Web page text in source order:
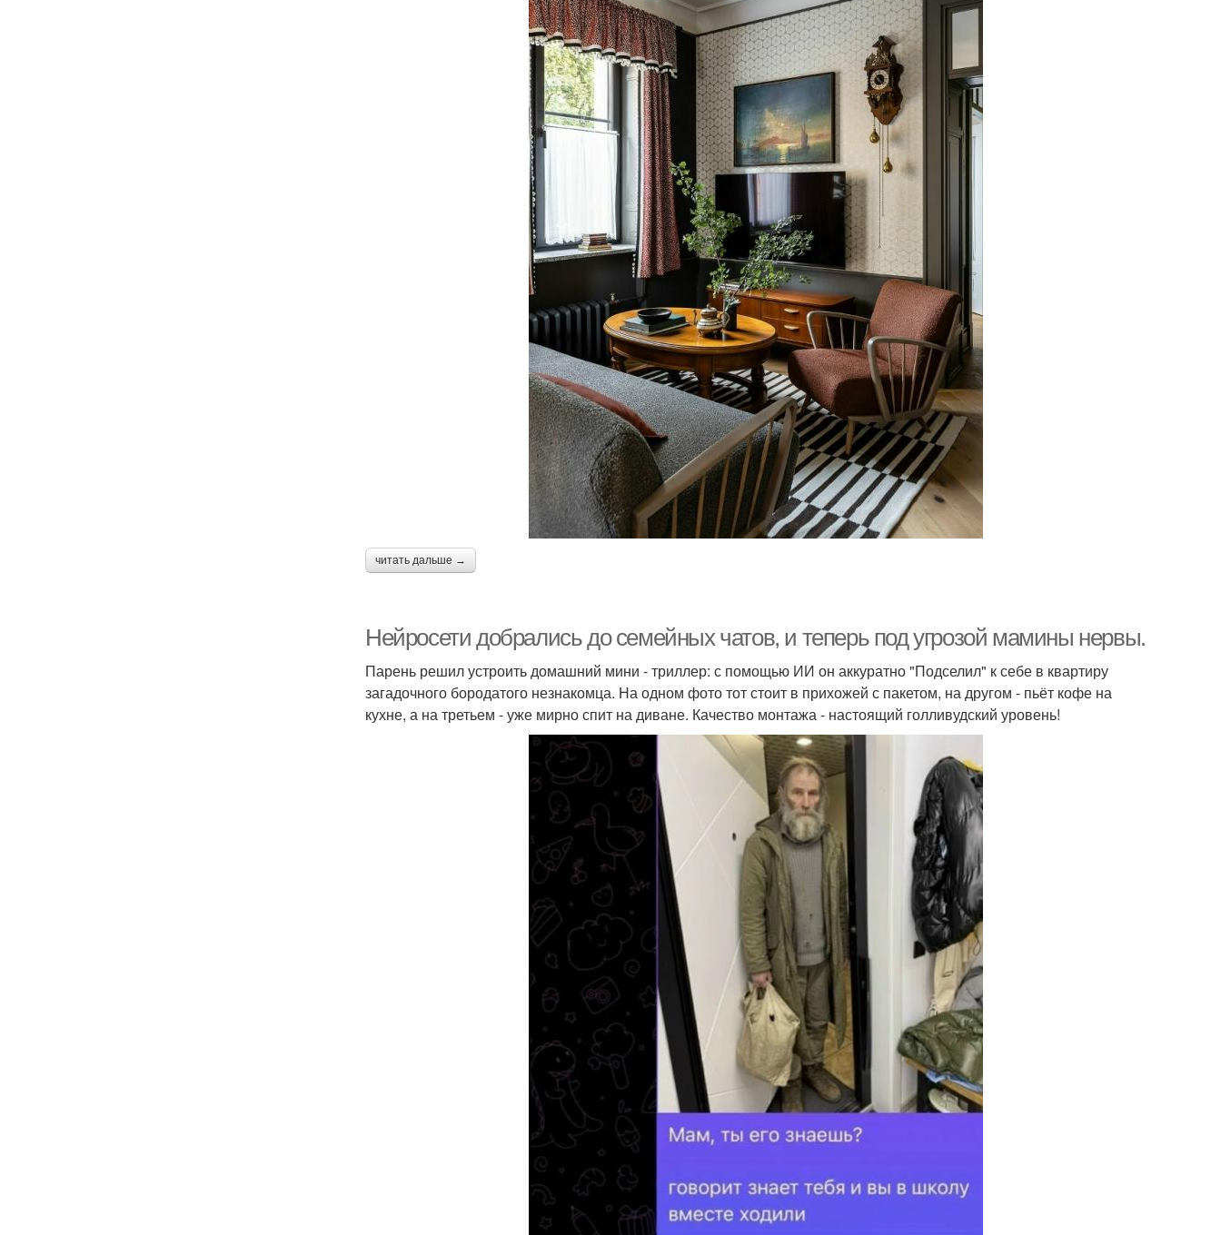
читать дальше →
Нейросети добрались до семейных чатов, и теперь под угрозой мамины нервы.
Парень решил устроить домашний мини - триллер: с помощью ИИ он аккуратно "Подселил" к себе в квартиру
загадочного бородатого незнакомца. На одном фото тот стоит в прихожей с пакетом, на другом - пьёт кофе на
кухне, а на третьем - уже мирно спит на диване. Качество монтажа - настоящий голливудский уровень!